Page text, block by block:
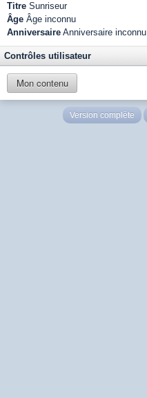
Titre Sunriseur
Âge Âge inconnu
Anniversaire Anniversaire inconnu
Contrôles utilisateur
Mon contenu
Version complète